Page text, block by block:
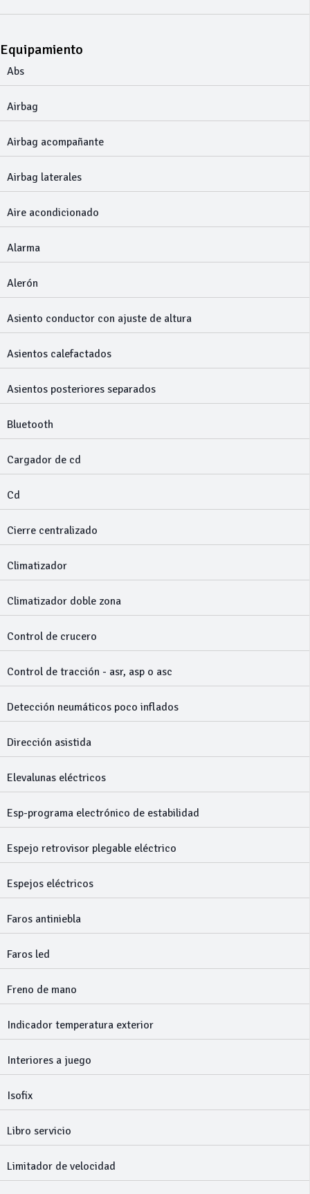
Equipamiento
Abs
Airbag
Airbag acompañante
Airbag laterales
Aire acondicionado
Alarma
Alerón
Asiento conductor con ajuste de altura
Asientos calefactados
Asientos posteriores separados
Bluetooth
Cargador de cd
Cd
Cierre centralizado
Climatizador
Climatizador doble zona
Control de crucero
Control de tracción - asr, asp o asc
Detección neumáticos poco inflados
Dirección asistida
Elevalunas eléctricos
Esp-programa electrónico de estabilidad
Espejo retrovisor plegable eléctrico
Espejos eléctricos
Faros antiniebla
Faros led
Freno de mano
Indicador temperatura exterior
Interiores a juego
Isofix
Libro servicio
Limitador de velocidad